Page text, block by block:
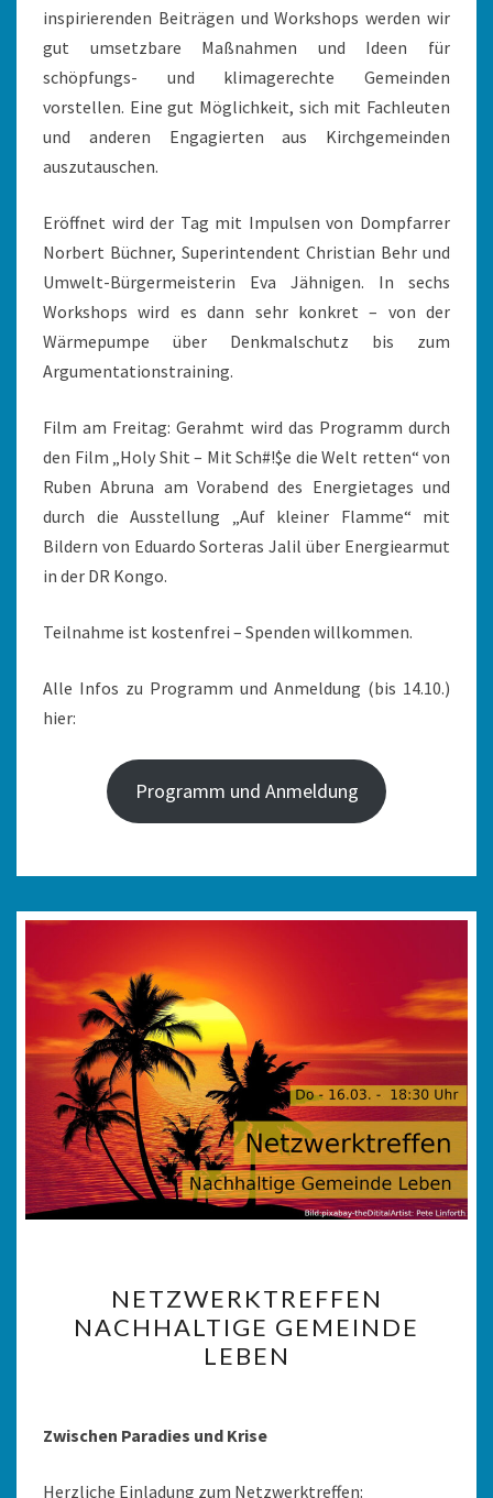
inspirierenden Beiträgen und Workshops werden wir
gut umsetzbare Maßnahmen und Ideen für
schöpfungs- und klimagerechte Gemeinden
vorstellen. Eine gut Möglichkeit, sich mit Fachleuten
und anderen Engagierten aus Kirchgemeinden
auszutauschen.
Eröffnet wird der Tag mit Impulsen von Dompfarrer
Norbert Büchner, Superintendent Christian Behr und
Umwelt-Bürgermeisterin Eva Jähnigen. In sechs
Workshops wird es dann sehr konkret – von der
Wärmepumpe über Denkmalschutz bis zum
Argumentationstraining.
Film am Freitag: Gerahmt wird das Programm durch
den Film „Holy Shit – Mit Sch#!$e die Welt retten“ von
Ruben Abruna am Vorabend des Energietages und
durch die Ausstellung „Auf kleiner Flamme“ mit
Bildern von Eduardo Sorteras Jalil über Energiearmut
in der DR Kongo.
Teilnahme ist kostenfrei – Spenden willkommen.
Alle Infos zu Programm und Anmeldung (bis 14.10.)
hier:
Programm und Anmeldung
NACHHALTIGE
GEMEINDE
LEBEN
NETZWERKTREFFEN
NACHHALTIGE GEMEINDE
LEBEN
Zwischen Paradies und Krise
Herzliche Einladung zum Netzwerktreffen: